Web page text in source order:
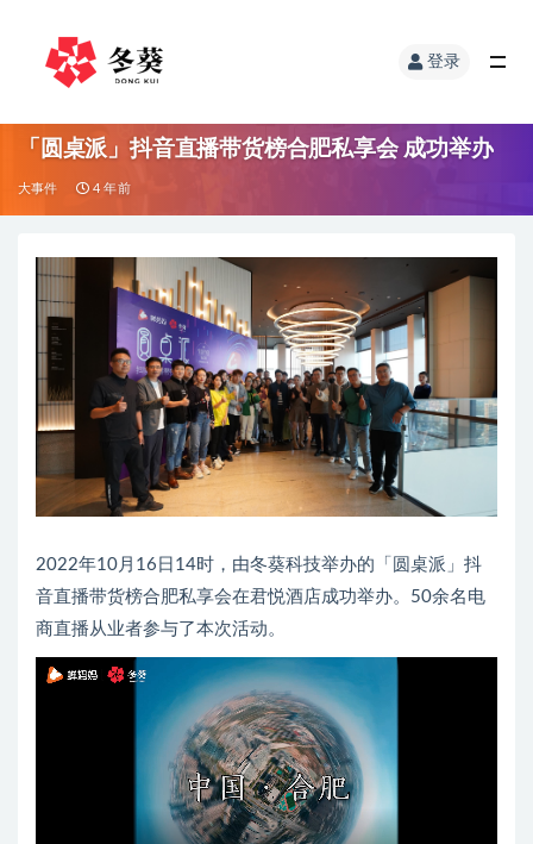
登录
「圆桌派」抖音直播带货榜合肥私享会 成功举办
大事件 4 年前
2022年10月16日14时，由冬葵科技举办的「圆桌派」抖
音直播带货榜合肥私享会在君悦酒店成功举办。50余名电
商直播从业者参与了本次活动。